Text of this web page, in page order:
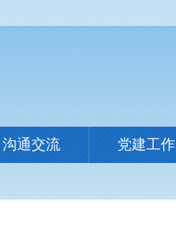
沟通交流 党建工作